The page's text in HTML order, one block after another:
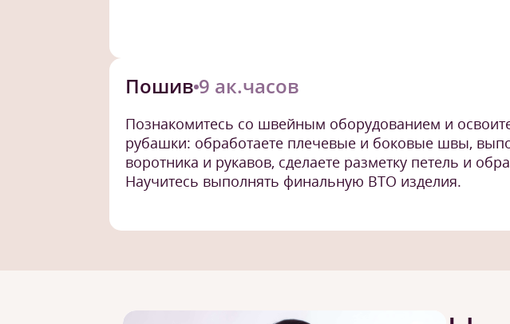
Пошив 9 ак.часов
Познакомитесь со швейным оборудованием и
рубашки: обработаете плечевые и боковые швы,
воротника и рукавов, сделаете разметку петель и
Научитесь выполнять финальную ВТО изделия.